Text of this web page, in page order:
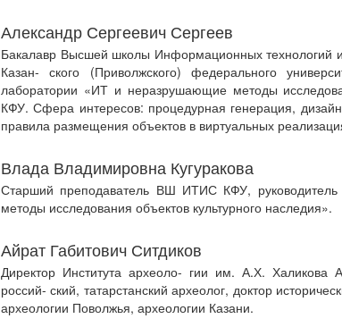
Александр Сергеевич Сергеев
Бакалавр Высшей школы Информационных
Казан- ского (Приволжского) федерального
лаборатории «ИТ и неразрушающие методы
КФУ. Сфера интересов: процедурная генерация,
правила размещения объектов в виртуальных
Влада Владимировна Кугуракова
Старший преподаватель ВШ ИТИС КФУ,
методы исследования объектов культурного наследия».
Айрат Габитович Ситдиков
Директор Института археоло- гии им. А.Х. Халикова
россий- ский, татарстанский археолог, доктор
археологии Поволжья, археологии Казани.